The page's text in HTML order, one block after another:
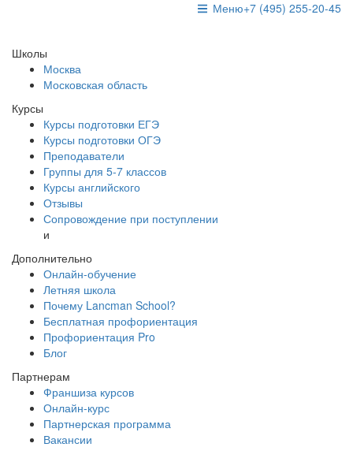
+7 (495) 255-20-45
Меню
Школы
Москва
Московская область
Курсы
Курсы подготовки ЕГЭ
Курсы подготовки ОГЭ
Преподаватели
Группы для 5-7 классов
Курсы английского
Отзывы
Сопровождение при поступлении
и
Дополнительно
Онлайн-обучение
Летняя школа
Почему Lancman School?
Бесплатная профориентация
Профориентация Pro
Блог
Партнерам
Франшиза курсов
Онлайн-курс
Партнерская программа
Вакансии